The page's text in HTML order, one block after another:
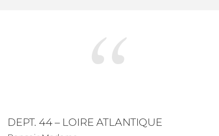
DEPT. 44 – LOIRE ATLANTIQUE